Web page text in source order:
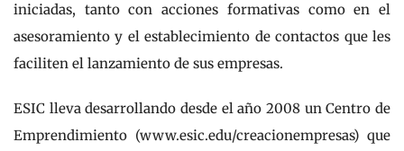
iniciadas, tanto con acciones formativas como en el
asesoramiento y el establecimiento de contactos que les
faciliten el lanzamiento de sus empresas.
ESIC lleva desarrollando desde el año 2008 un Centro de
Emprendimiento (www.esic.edu/creacionempresas) que